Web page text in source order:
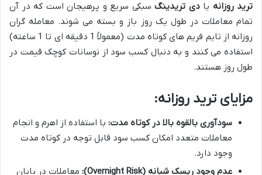
ترید روزانه یادی تریدینگ سبکی سریع و پرهیجان است که در آن
تمام معاملات در طول یک روز باز و بسته می شوند. معامله گران
روزانه از تایم فریم های کوتاه مدت (معمولاً 1 دقیقه ای تا 1 ساعته)
استفاده می کنند و به دنبال کسب سود از نوسانات کوچک قیمت در
طول روز هستند.
مزایای ترید روزانه:
سودآوری بالقوه بالا در کوتاه مدت: با استفاده از اهرم و انجام
معاملات متعدد امکان کسب سود قابل توجه در کوتاه مدت
وجود دارد.
عدم وجود ریسک شبانه (Overnight Risk):
معاملات در پایان